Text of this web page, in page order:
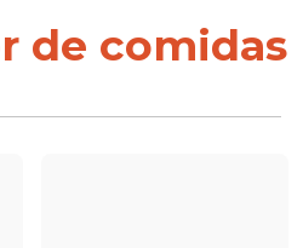
de comidas